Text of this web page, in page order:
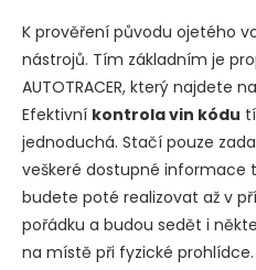
K prověření původu ojetého
nástrojů. Tím základním je
AUTOTRACER, který najdete
Efektivní kontrola vin kódu
jednoduchá. Stačí pouze
veškeré dostupné informace
budete poté realizovat až v
pořádku a budou sedět i
na místě při fyzické prohlídce.